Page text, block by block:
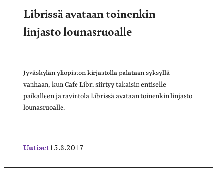
Librissä avataan toinenkin
linjasto lounasruoalle
Jyväskylän yliopiston kirjastolla palataan syksyllä
vanhaan, kun Cafe Libri siirtyy takaisin entiselle
paikalleen ja ravintola Librissä avataan toinenkin linjasto
lounasruoalle.
Uutiset15.8.2017